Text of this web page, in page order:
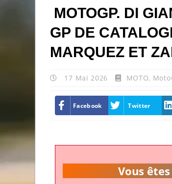
MOTOGP. DI
GP DE
MARQUEZ ET
17 Mai 2026 MOTO,
Facebook Twitter
Vous